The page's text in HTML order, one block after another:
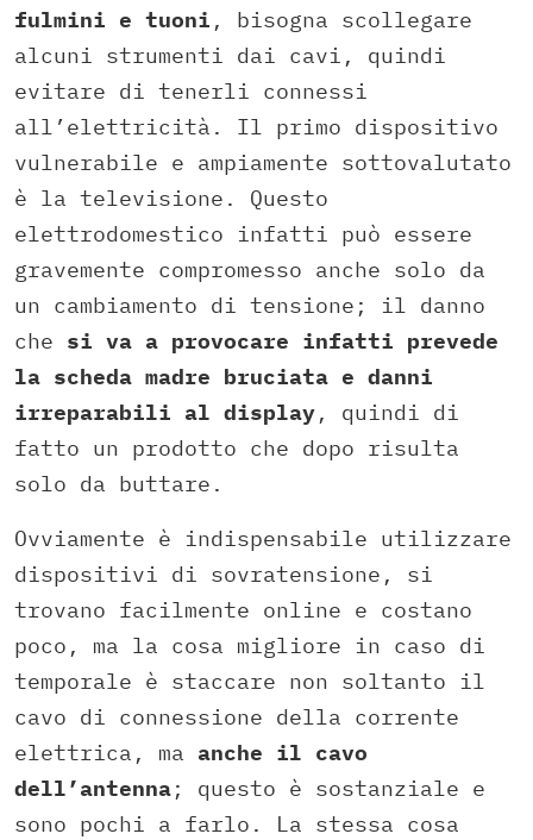
fulmini e tuoni , bisogna scollegare
alcuni strumenti dai cavi, quindi
evitare di tenerli connessi
all’elettricità. Il primo dispositivo
vulnerabile e ampiamente sottovalutato
è la televisione. Questo
elettrodomestico infatti può essere
gravemente compromesso anche solo da
un cambiamento di tensione; il danno
che si va a provocare infatti prevede
la scheda madre bruciata e danni
irreparabili al display, quindi di
fatto un prodotto che dopo risulta
solo da buttare.
Ovviamente è indispensabile utilizzare
dispositivi di sovratensione, si
trovano facilmente online e costano
poco, ma la cosa migliore in caso di
temporale è staccare non soltanto il
cavo di connessione della corrente
elettrica, ma anche il cavo
dell’antenna; questo è sostanziale e
sono pochi a farlo. La stessa cosa